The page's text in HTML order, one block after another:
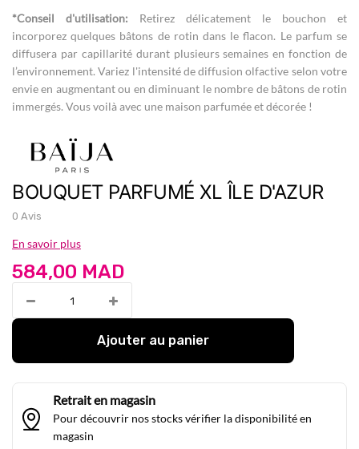
BOUQUET PARFUMÉ XL ÎLE D'AZUR
*Conseil d'utilisation: Retirez délicatement le bouchon et
incorporez quelques bâtons de rotin dans le flacon. Le parfum se
diffusera par capillarité durant plusieurs semaines en fonction de
l’environnement. Variez l'intensité de diffusion olfactive selon votre
envie en augmentant ou en diminuant le nombre de bâtons de rotin
immergés. Vous voilà avec une maison parfumée et décorée !
0 Avis
En savoir plus
584,00 MAD
Ajouter au panier
Retrait en magasin
Pour découvrir nos stocks vérifier la disponibilité en
magasin